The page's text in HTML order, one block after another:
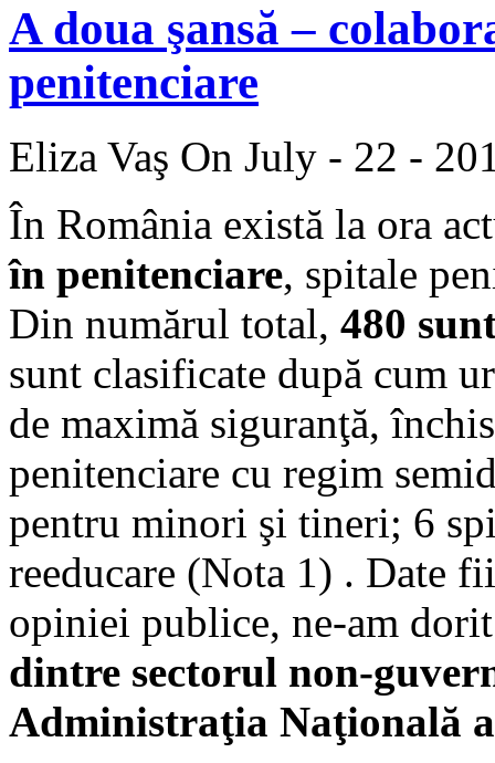
A doua şansă –
penitenciare
Eliza Vaş On July - 22 -
În România există la ora
în penitenciare, spitale
Din numărul total, 480
sunt clasificate după cum
de maximă siguranţă,
penitenciare cu regim
pentru minori şi tineri; 6
reeducare (Nota 1) . Date
opiniei publice, ne-am
dintre sectorul non-
Administraţia Naţională